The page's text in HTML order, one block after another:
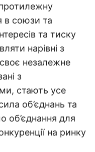
протилежну
в союзи та
та тиску
нарівні з
незалежне
з
стають усе
об’єднань та
об’єднання для
на ринку